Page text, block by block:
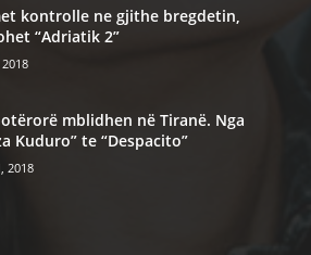
kontrolle ne gjithe bregdetin,
“Adriatik 2”
mblidhen në Tiranë. Nga
Kuduro” te “Despacito”
2018